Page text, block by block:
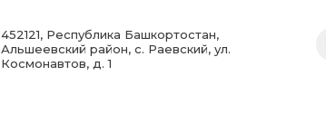
452121, Республика Башкортостан,
Альшеевский район, с. Раевский, ул.
Космонавтов, д. 1